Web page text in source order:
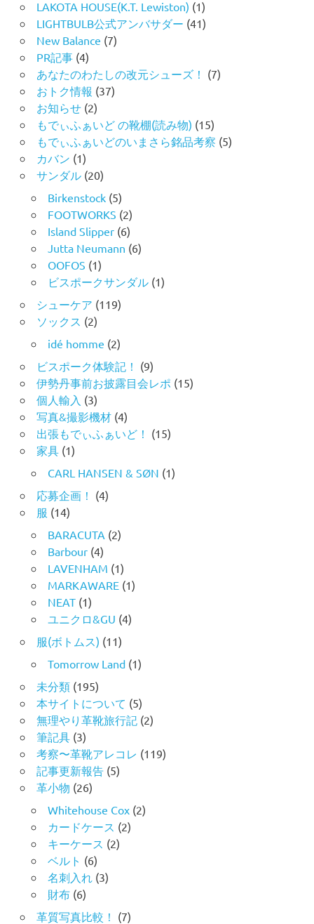
LAKOTA HOUSE(K.T. Lewiston) (1)
LIGHTBULB公式アンバサダー (41)
New Balance (7)
PR記事(4)
あなたのわたしの改元シューズ！ (7)
おトク情報 (37)
お知らせ(2)
もでぃふぁいど の靴棚(読み物) (15)
もでぃふぁいどのいまさら銘品考察 (5)
カバン (1)
サンダル(20)
Birkenstock(5)
FOOTWORKS (2)
Island Slipper(6)
Jutta Neumann (6)
OOFOS (1)
ビスポークサンダル(1)
シューケア (119)
ソックス (2)
idé homme (2)
ビスポーク体験記！ (9)
伊勢丹事前お披露目会レポ (15)
個人輸入 (3)
写真&撮影機材(4)
出張もでぃふぁいど！ (15)
家具(1)
CARL HANSEN & SØN (1)
応募企画！ (4)
服 (14)
BARACUTA (2)
Barbour(4)
LAVENHAM (1)
MARKAWARE(1)
NEAT(1)
ユニクロ&GU (4)
服(ボトムス) (11)
Tomorrow Land(1)
未分類(195)
本サイトについて (5)
無理やり革靴旅行記 (2)
筆記具(3)
考察〜革靴アレコレ (119)
記事更新報告(5)
革小物 (26)
Whitehouse Cox(2)
カードケース (2)
キーケース (2)
ベルト (6)
名刺入れ (3)
財布(6)
革質写真比較！ (7)